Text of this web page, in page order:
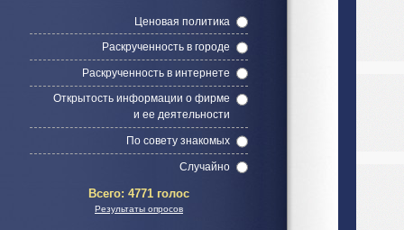
Ценовая политика
Раскрученность в городе
Раскрученность в интернете
Открытость информации о фирме
и ее деятельности
По совету знакомых
Случайно
Всего: 4771 голос
Результаты опросов